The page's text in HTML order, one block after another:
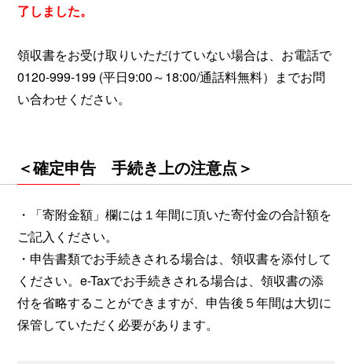
了しました。
領収書をお受け取りいただけていない場合は、お電話で
0120-999-199 (平日9:00～18:00/通話料無料）までお問
い合わせください。
＜確定申告 手続き上の注意点＞
・「寄附金額」欄には１年間に頂いた寄付金の合計額を
ご記入ください。
・申告書類でお手続きされる場合は、領収書を添付して
ください。e-Taxでお手続きされる場合は、領収書の添
付を省略することができますが、申告後５年間は大切に
保管していただく必要があります。